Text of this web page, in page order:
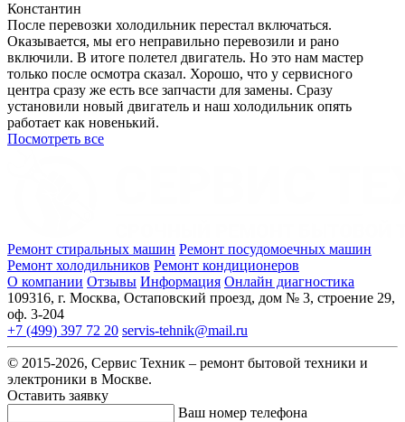
Константин
После перевозки холодильник перестал включаться.
Оказывается, мы его неправильно перевозили и рано
включили. В итоге полетел двигатель. Но это нам мастер
только после осмотра сказал. Хорошо, что у сервисного
центра сразу же есть все запчасти для замены. Сразу
установили новый двигатель и наш холодильник опять
работает как новенький.
Посмотреть все
Ремонт стиральных машин Ремонт посудомоечных машин
Ремонт холодильников Ремонт кондиционеров
О компании Отзывы Информация Онлайн диагностика
109316, г. Москва, Остаповский проезд, дом № 3, строение 29,
оф. 3-204
+7 (499) 397 72 20 servis-tehnik@mail.ru
© 2015-2026, Сервис Техник – ремонт бытовой техники и
электроники в Москве.
Оставить заявку
Ваш номер телефона